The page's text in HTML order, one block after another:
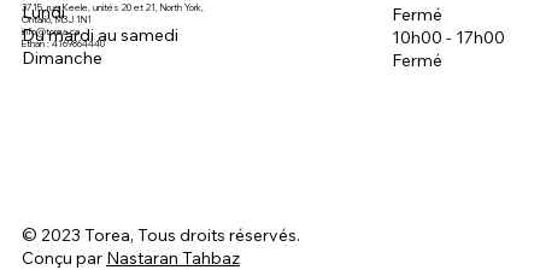
3715, rue Keele, unités 20 et 21, North York,
Ontario, M3J 1N1
info@torea.ca
Ethan : 4169864440
Lundi
Du mardi au samedi
Dimanche
Fermé
10h00 - 17h00
Fermé
© 2023 Torea, Tous droits réservés.
Conçu par Nastaran Tahbaz